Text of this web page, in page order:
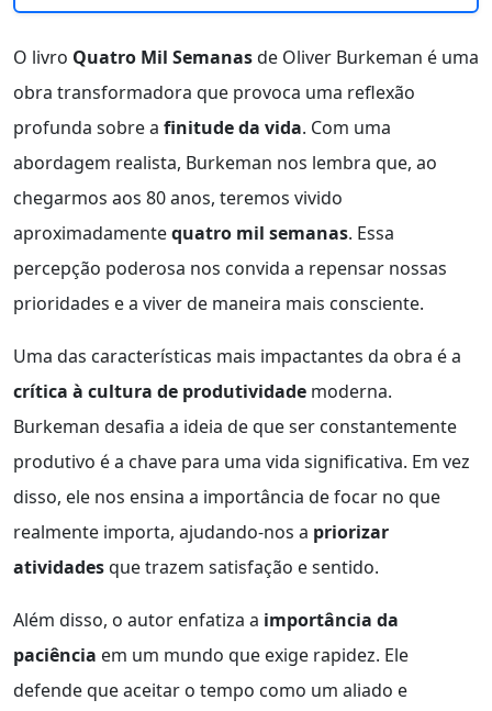
O livro Quatro Mil Semanasde Oliver Burkeman é uma
obra transformadora que provoca uma reflexão
profunda sobre a finitude da vida. Com uma
abordagem realista, Burkeman nos lembra que, ao
chegarmos aos 80 anos, teremos vivido
aproximadamentequatro mil semanas. Essa
percepção poderosa nos convida a repensar nossas
prioridades e a viver de maneira mais consciente.
Uma das características mais impactantes da obra é a
crítica à cultura de produtividade moderna.
Burkeman desafia a ideia de que ser constantemente
produtivo é a chave para uma vida significativa. Em vez
disso, ele nos ensina a importância de focar no que
realmente importa, ajudando-nos a priorizar
atividadesque trazem satisfação e sentido.
Além disso, o autor enfatiza a importância da
paciência em um mundo que exige rapidez. Ele
defende que aceitar o tempo como um aliado e